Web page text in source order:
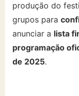
produção do
grupos para
anunciar a lista
programação
de 2025.